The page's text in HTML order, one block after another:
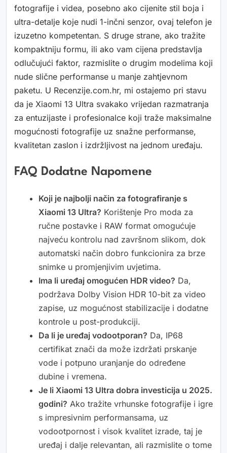
fotografije i videa, posebno ako cijenite stil boja i
ultra-detalje koje nudi 1-inčni senzor, ovaj telefon je
izuzetno kompetentan. S druge strane, ako tražite
kompaktniju formu, ili ako vam cijena predstavlja
odlučujući faktor, razmislite o drugim modelima koji
nude slične performanse u manje zahtjevnom
paketu. U Recenzije.com.hr, mi ostajemo pri stavu
da je Xiaomi 13 Ultra svakako vrijedan razmatranja
za entuzijaste i profesionalce koji traže maksimalne
mogućnosti fotografije uz snažne performanse,
kvalitetan zaslon i izdržljivost na jednom uređaju.
FAQ Dodatne Napomene
Koji je najbolji način za fotografiranje s
Xiaomi 13 Ultra? Korištenje Pro moda za
ručne postavke i RAW format omogućuje
najveću kontrolu nad završnom slikom, dok
automatski način dobro funkcionira za brze
snimke u promjenjivim uvjetima.
Ima li uređaj omogućen HDR video? Da,
podržava Dolby Vision HDR 10-bit za video
zapise, uz mogućnost stabilizacije i dodatne
kontrole u post-produkciji.
Da li je uređaj vodootporan? Da, IP68
certifikat znači da može izdržati prskanje
vode i potpuno uranjanje do određene
dubine i vremena.
Je li Xiaomi 13 Ultra dobra investicija u 2025.
godini? Ako tražite vrhunske fotografije i igre
s impresivnim performansama, uz
vodootpornost i visok kvalitet izrade, taj je
uređaj i dalje relevantan, ali razmislite o tome